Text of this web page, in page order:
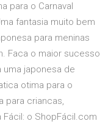
para o Carnaval
fantasia muito bem
para meninas
Faca o maior sucesso
japonesa de
otima para o
para criancas,
o ShopFácil.com